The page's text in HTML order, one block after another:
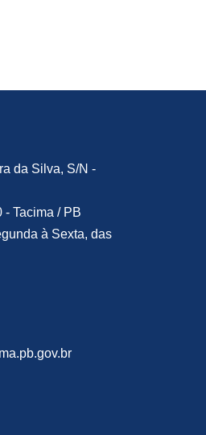
da Silva, S/N -
Tacima / PB
à Sexta, das